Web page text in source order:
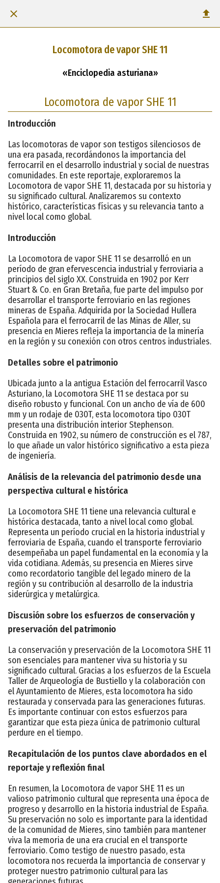
Locomotora de vapor SHE 11
«Enciclopedia asturiana»
Locomotora de vapor SHE 11
Introducción
Las locomotoras de vapor son testigos silenciosos de
una era pasada, recordándonos la importancia del
ferrocarril en el desarrollo industrial y social de nuestras
comunidades. En este reportaje, exploraremos la
Locomotora de vapor SHE 11, destacada por su historia y
su significado cultural. Analizaremos su contexto
histórico, características físicas y su relevancia tanto a
nivel local como global.
Introducción
La Locomotora de vapor SHE 11 se desarrolló en un
período de gran efervescencia industrial y ferroviaria a
principios del siglo XX. Construida en 1902 por Kerr
Stuart & Co. en Gran Bretaña, fue parte del impulso por
desarrollar el transporte ferroviario en las regiones
mineras de España. Adquirida por la Sociedad Hullera
Española para el ferrocarril de las Minas de Aller, su
presencia en Mieres refleja la importancia de la minería
en la región y su conexión con otros centros industriales.
Detalles sobre el patrimonio
Ubicada junto a la antigua Estación del ferrocarril Vasco
Asturiano, la Locomotora SHE 11 se destaca por su
diseño robusto y funcional. Con un ancho de vía de 600
mm y un rodaje de 030T, esta locomotora tipo 030T
presenta una distribución interior Stephenson.
Construida en 1902, su número de construcción es el 787,
lo que añade un valor histórico significativo a esta pieza
de ingeniería.
Análisis de la relevancia del patrimonio desde una
perspectiva cultural e histórica
La Locomotora SHE 11 tiene una relevancia cultural e
histórica destacada, tanto a nivel local como global.
Representa un período crucial en la historia industrial y
ferroviaria de España, cuando el transporte ferroviario
desempeñaba un papel fundamental en la economía y la
vida cotidiana. Además, su presencia en Mieres sirve
como recordatorio tangible del legado minero de la
región y su contribución al desarrollo de la industria
siderúrgica y metalúrgica.
Discusión sobre los esfuerzos de conservación y
preservación del patrimonio
La conservación y preservación de la Locomotora SHE 11
son esenciales para mantener viva su historia y su
significado cultural. Gracias a los esfuerzos de la Escuela
Taller de Arqueología de Bustiello y la colaboración con
el Ayuntamiento de Mieres, esta locomotora ha sido
restaurada y conservada para las generaciones futuras.
Es importante continuar con estos esfuerzos para
garantizar que esta pieza única de patrimonio cultural
perdure en el tiempo.
Recapitulación de los puntos clave abordados en el
reportaje y reflexión final
En resumen, la Locomotora de vapor SHE 11 es un
valioso patrimonio cultural que representa una época de
progreso y desarrollo en la historia industrial de España.
Su preservación no solo es importante para la identidad
de la comunidad de Mieres, sino también para mantener
viva la memoria de una era crucial en el transporte
ferroviario. Como testigo de nuestro pasado, esta
locomotora nos recuerda la importancia de conservar y
proteger nuestro patrimonio cultural para las